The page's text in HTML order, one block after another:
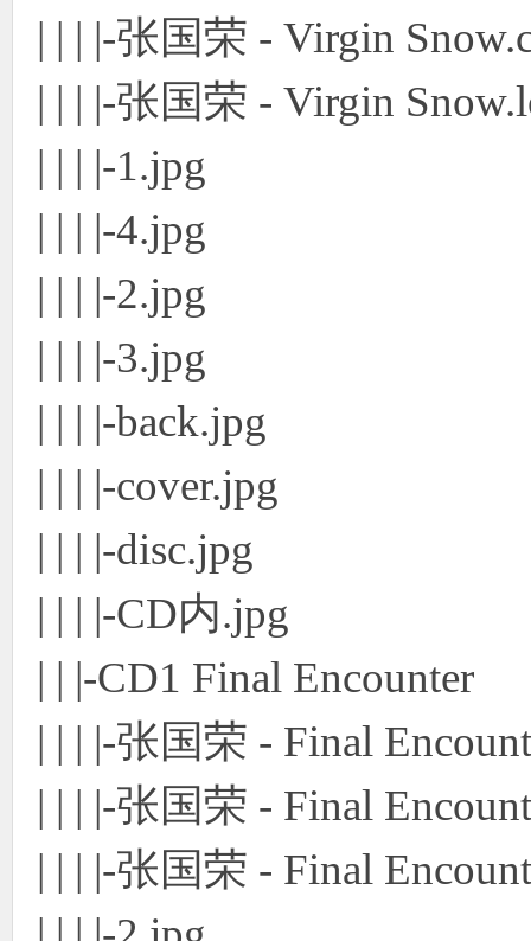
| | | |-张国荣 - Virgin
| | | |-张国荣 - Virgin
| | | |-1.jpg
| | | |-4.jpg
| | | |-2.jpg
| | | |-3.jpg
| | | |-back.jpg
| | | |-cover.jpg
| | | |-disc.jpg
| | | |-CD内.jpg
| | |-CD1 Final Encounter
| | | |-张国荣 - Final
| | | |-张国荣 - Final
| | | |-张国荣 - Final